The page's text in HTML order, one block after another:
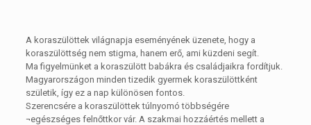
A koraszülöttek világnapja eseményének üzenete, hogy a
koraszülöttség nem stigma, hanem erő, ami küzdeni segít.
Ma figyelmünket a koraszülött babákra és családjaikra fordítjuk.
Magyarországon minden tizedik gyermek koraszülöttként
születik, így ez a nap különösen fontos.
Szerencsére a koraszülöttek túlnyomó többségére
¬egészséges felnőttkor vár. A szakmai hozzáértés mellett a